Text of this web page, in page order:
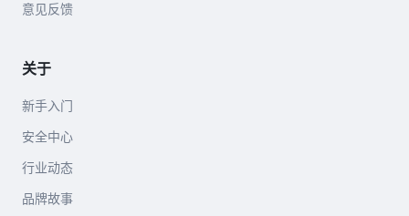
意见反馈
关于
新手入门
安全中心
行业动态
品牌故事